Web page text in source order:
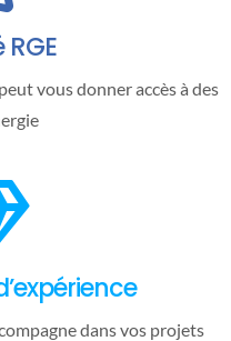
vous donner accès à des
dans vos projets